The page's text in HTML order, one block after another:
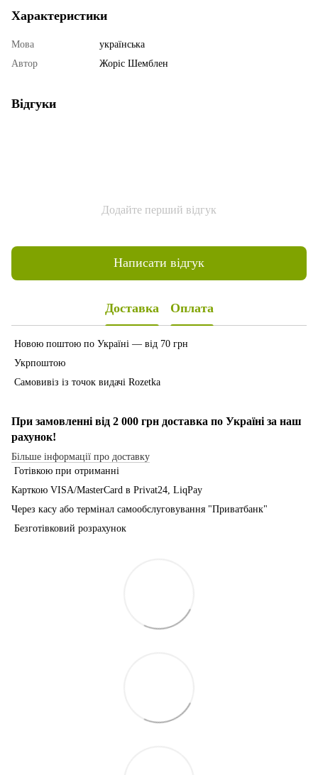
Характеристики
Мова
українська
Автор
Жоріс Шемблен
Відгуки
Додайте перший відгук
Написати відгук
Доставка Оплата
Новою поштою по Україні — від 70 грн
Укрпоштою
Самовивіз із точок видачі Rozetka
При замовленні від 2 000 грн доставка по Україні за наш
рахунок!
Більше інформації про доставку
Готівкою при отриманні
Карткою VISA/MasterCard в Рrivat24, LiqPay
Через касу або термінал самообслуговування "Приватбанк"
Безготівковий розрахунок